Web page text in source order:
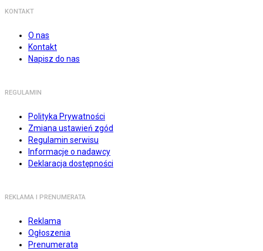
KONTAKT
O nas
Kontakt
Napisz do nas
REGULAMIN
Polityka Prywatności
Zmiana ustawień zgód
Regulamin serwisu
Informacje o nadawcy
Deklaracja dostępności
REKLAMA I PRENUMERATA
Reklama
Ogłoszenia
Prenumerata